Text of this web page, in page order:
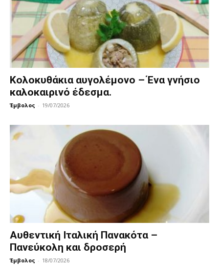
Κολοκυθάκια αυγολέμονο – Ένα γνήσιο
καλοκαιρινό έδεσμα.
Έμβολος - 19/07/2026
Αυθεντική Ιταλική Πανακότα –
Πανεύκολη και δροσερή
Έμβολος - 18/07/2026